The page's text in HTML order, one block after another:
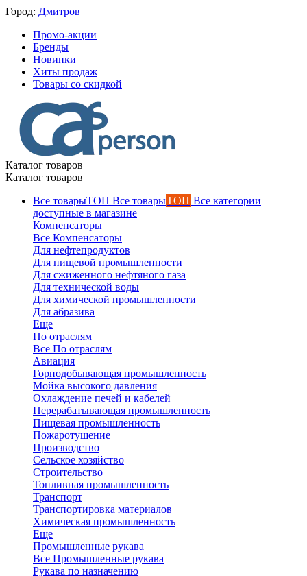
Город: Дмитров
Промо-акции
Бренды
Новинки
Хиты продаж
Товары со скидкой
Каталог товаров
Каталог товаров
Все товарыТОП Все категории
доступные в магазине
Компенсаторы
Все Компенсаторы
Для нефтепродуктов
Для пищевой промышленности
Для сжиженного нефтяного газа
Для технической воды
Для химической промышленности
Для абразива
Еще
По отраслям
Все По отраслям
Авиация
Горнодобывающая промышленность
Мойка высокого давления
Охлаждение печей и кабелей
Перерабатывающая промышленность
Пищевая промышленность
Пожаротушение
Производство
Сельское хозяйство
Строительство
Топливная промышленность
Транспорт
Транспортировка материалов
Химическая промышленность
Еще
Промышленные рукава
Все Промышленные рукава
Рукава по назначению